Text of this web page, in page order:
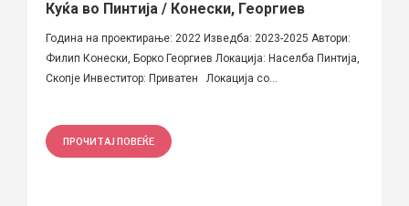
Куќа во Пинтија / Конески, Георгиев
Година на проектирање: 2022 Изведба: 2023-2025 Автори:
Филип Конески, Борко Георгиев Локација: Населба Пинтија,
Скопје Инвеститор: Приватен Локација со...
ПРОЧИТАЈ ПОВЕЌЕ